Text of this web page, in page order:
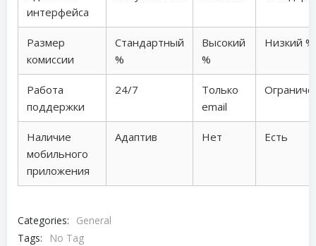
интерфейса
Размер
комиссии
Стандартный
%
Высокий
%
Низкий %
Работа
поддержки
24/7
Только
email
Наличие
мобильного
приложения
Адаптив Нет Есть
Categories:
General
Tags:
No Tag